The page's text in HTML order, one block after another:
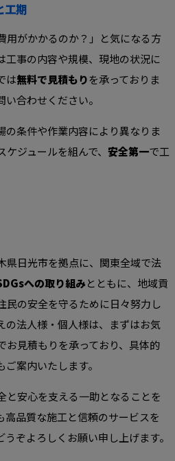
工期
用がかかるのか？」と気になる方
工事の内容や規模、現地の状況に
は無料で見積もりを承っておりま
合わせください。
の条件や作業内容により異なりま
ジュールを組んで、 安全第一で工
県日光市を拠点に、関東全域で法
への取り組みとともに、地域貢
民の安全を守るために日々努力し
の法人様・個人様は、まずはお気
お見積もりを承っており、具体的
案内いたします。
と安心を支える一助となることを
高品質な施工と信頼のサービスを
ぞよろしくお願い申し上げます。